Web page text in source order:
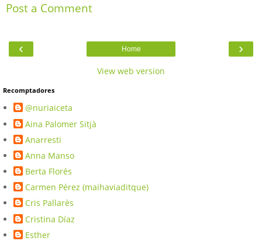
Post a Comment
‹ ›
Home
View web version
Recomptadores
@nuriaiceta
Aina Palomer Sitjà
Anarresti
Anna Manso
Berta Florés
Carmen Pérez (maihaviaditque)
Cris Pallarès
Cristina Díaz
Esther